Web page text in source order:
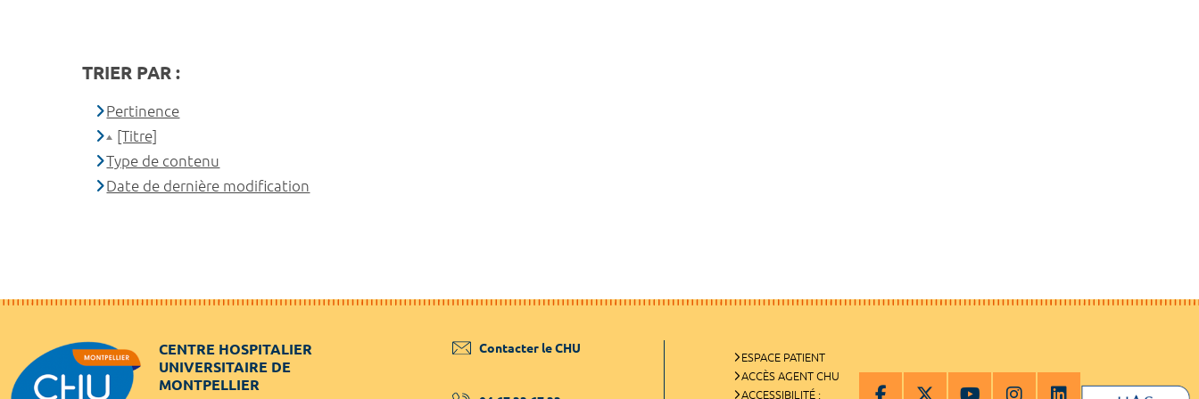
TRIER PAR :
Pertinence
[Titre]
Type de contenu
Date de dernière modification
CENTRE HOSPITALIER
UNIVERSITAIRE DE
MONTPELLIER
Contacter le CHU
ESPACE PATIENT
ACCÈS AGENT CHU
ACCESSIBILITÉ :